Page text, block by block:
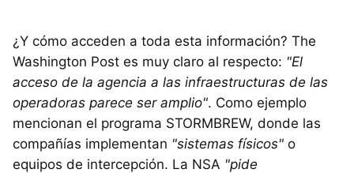
¿Y cómo acceden a toda esta información? The
Washington Post es muy claro al respecto: "El
acceso de la agencia a las infraestructuras de las
operadoras parece ser amplio". Como ejemplo
mencionan el programa STORMBREW, donde las
compañías implementan "sistemas físicos" o
equipos de intercepción. La NSA "pide